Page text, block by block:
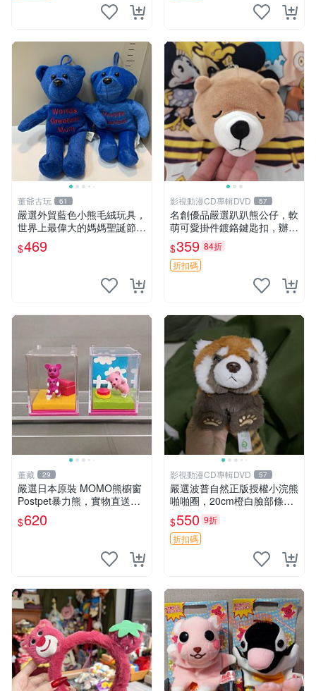
董爺古玩 61
嚴選外貿藍色小熊毛絨玩具，
世界上最偉大的媽媽聖誕節推
薦禮物 五角星 兒童玩具 母親
節
$469
影視動漫CD專輯DVD 57
名創優品嚴選趴趴熊公仔，軟
萌可愛掛件鍍鉻鍵匙扣，辦公
放松好選擇 趴趴熊 鍍鉻鍵匙
扣 萬用掛件
$359 84折
折扣碼
董藏 29
嚴選日本原裝 MOMO熊櫥窗
Postpet暴力熊，實物直送新
臺灣。MOMO熊 暴力熊 熊貓
櫥窗
$620
影視動漫CD專輯DVD 57
嚴選波普自然正版授權小浣熊
啪啪圈，20cm橙白臉部條紋
清晰，毛絨超萌贈品推薦。
小浣熊 波普 圈環
$550 9折
折扣碼